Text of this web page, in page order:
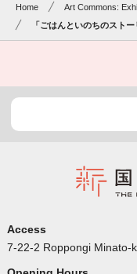
Home
Art Commons:
「ごはんといのちのスト
Access
7-22-2 Roppongi Minato-